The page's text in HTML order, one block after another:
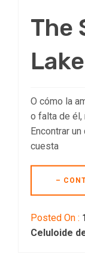
The
O cómo la
o falta de él,
Encontrar
cuesta
–
Posted On :
Celuloide